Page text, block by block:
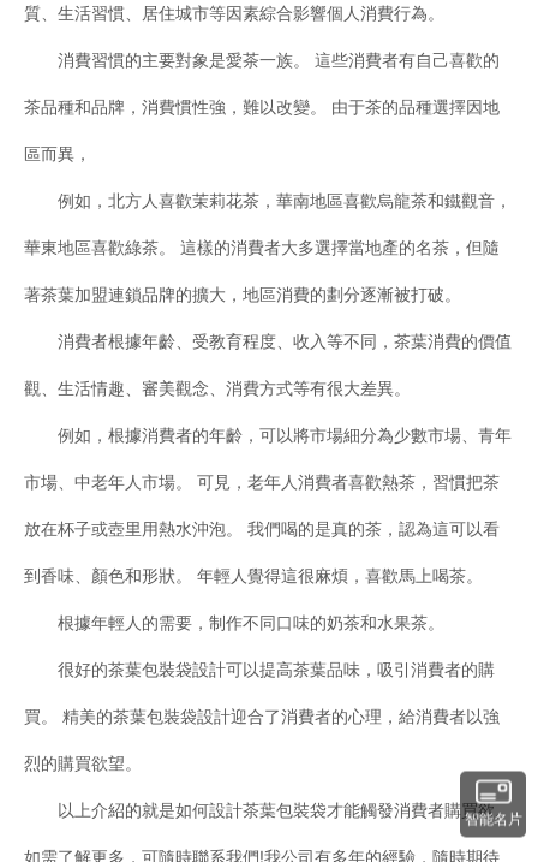
質、生活習慣、居住城市等因素綜合影響個人消費行為。
消費習慣的主要對象是愛茶一族。 這些消費者有自己喜歡的
茶品種和品牌，消費慣性強，難以改變。 由于茶的品種選擇因地
區而異，
例如，北方人喜歡茉莉花茶，華南地區喜歡烏龍茶和鐵觀音，
華東地區喜歡綠茶。 這樣的消費者大多選擇當地產的名茶，但隨
著茶葉加盟連鎖品牌的擴大，地區消費的劃分逐漸被打破。
消費者根據年齡、受教育程度、收入等不同，茶葉消費的價值
觀、生活情趣、審美觀念、消費方式等有很大差異。
例如，根據消費者的年齡，可以將市場細分為少數市場、青年
市場、中老年人市場。 可見，老年人消費者喜歡熱茶，習慣把茶
放在杯子或壺里用熱水沖泡。 我們喝的是真的茶，認為這可以看
到香味、顏色和形狀。 年輕人覺得這很麻煩，喜歡馬上喝茶。
根據年輕人的需要，制作不同口味的奶茶和水果茶。
很好的茶葉包裝袋設計可以提高茶葉品味，吸引消費者的購
買。 精美的茶葉包裝袋設計迎合了消費者的心理，給消費者以強
烈的購買欲望。
以上介紹的就是如何設計茶葉包裝袋才能觸發消費者購買欲。
如需了解更多，可隨時聯系我們!我公司有多年的經驗，隨時期待
智能名片